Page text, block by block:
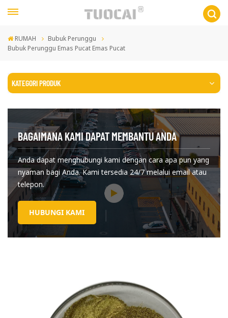
RUMAH
Bubuk Perunggu
Bubuk Perunggu Emas Pucat Emas Pucat
KATEGORI PRODUK
BAGAIMANA KAMI DAPAT MEMBANTU ANDA
Anda dapat menghubungi kami dengan cara apa pun yang
nyaman bagi Anda. Kami tersedia 24/7 melalui email atau
telepon.
HUBUNGI KAMI